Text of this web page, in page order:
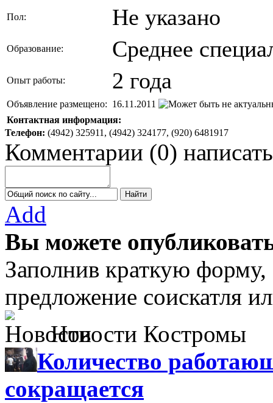
Пол: Не указано
Образование: Среднее
Опыт работы: 2 года
Объявление размещено: 16.11.2011
Контактная информация:
Телефон: (4942) 325911, (4942) 324177, (920) 6481917
Комментарии (0) написать
Add
Вы можете
Заполнив краткую
предложение соискатля
Новости Костромы
Количество
сокращается